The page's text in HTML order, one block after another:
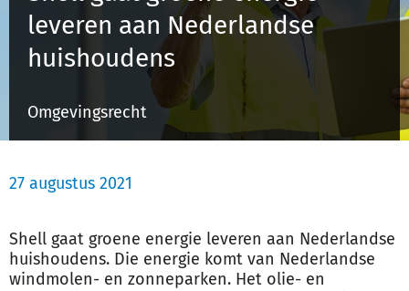
Inloggen
Registreren
leveren aan Nederlandse
huishoudens
Omgevingsrecht
27 augustus 2021
Shell gaat groene energie leveren aan Nederlandse
huishoudens. Die energie komt van Nederlandse
windmolen- en zonneparken. Het olie- en